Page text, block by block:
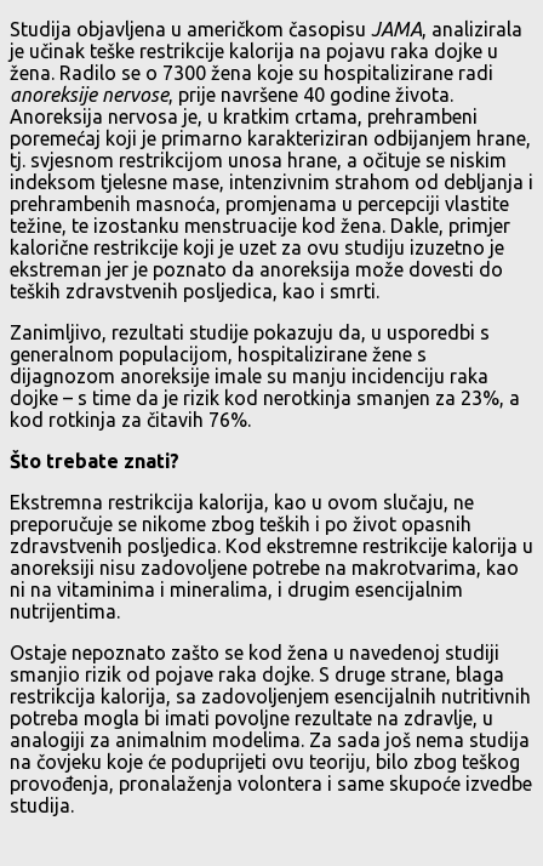
Studija objavljena u američkom časopisu JAMA, analizirala
je učinak teške restrikcije kalorija na pojavu raka dojke u
žena. Radilo se o 7300 žena koje su hospitalizirane radi
anoreksije nervose, prije navršene 40 godine života.
Anoreksija nervosa je, u kratkim crtama, prehrambeni
poremećaj koji je primarno karakteriziran odbijanjem hrane,
tj. svjesnom restrikcijom unosa hrane, a očituje se niskim
indeksom tjelesne mase, intenzivnim strahom od debljanja i
prehrambenih masnoća, promjenama u percepciji vlastite
težine, te izostanku menstruacije kod žena. Dakle, primjer
kalorične restrikcije koji je uzet za ovu studiju izuzetno je
ekstreman jer je poznato da anoreksija može dovesti do
teških zdravstvenih posljedica, kao i smrti.
Zanimljivo, rezultati studije pokazuju da, u usporedbi s
generalnom populacijom, hospitalizirane žene s
dijagnozom anoreksije imale su manju incidenciju raka
dojke – s time da je rizik kod nerotkinja smanjen za 23%, a
kod rotkinja za čitavih 76%.
Što trebate znati?
Ekstremna restrikcija kalorija, kao u ovom slučaju, ne
preporučuje se nikome zbog teških i po život opasnih
zdravstvenih posljedica. Kod ekstremne restrikcije kalorija u
anoreksiji nisu zadovoljene potrebe na makrotvarima, kao
ni na vitaminima i mineralima, i drugim esencijalnim
nutrijentima.
Ostaje nepoznato zašto se kod žena u navedenoj studiji
smanjio rizik od pojave raka dojke. S druge strane, blaga
restrikcija kalorija, sa zadovoljenjem esencijalnih nutritivnih
potreba mogla bi imati povoljne rezultate na zdravlje, u
analogiji za animalnim modelima. Za sada još nema studija
na čovjeku koje će poduprijeti ovu teoriju, bilo zbog teškog
provođenja, pronalaženja volontera i same skupoće izvedbe
studija.